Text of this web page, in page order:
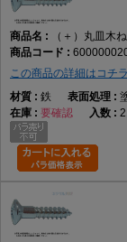
（＋）丸皿木
この商品の詳細はコチラ
鉄
要確認